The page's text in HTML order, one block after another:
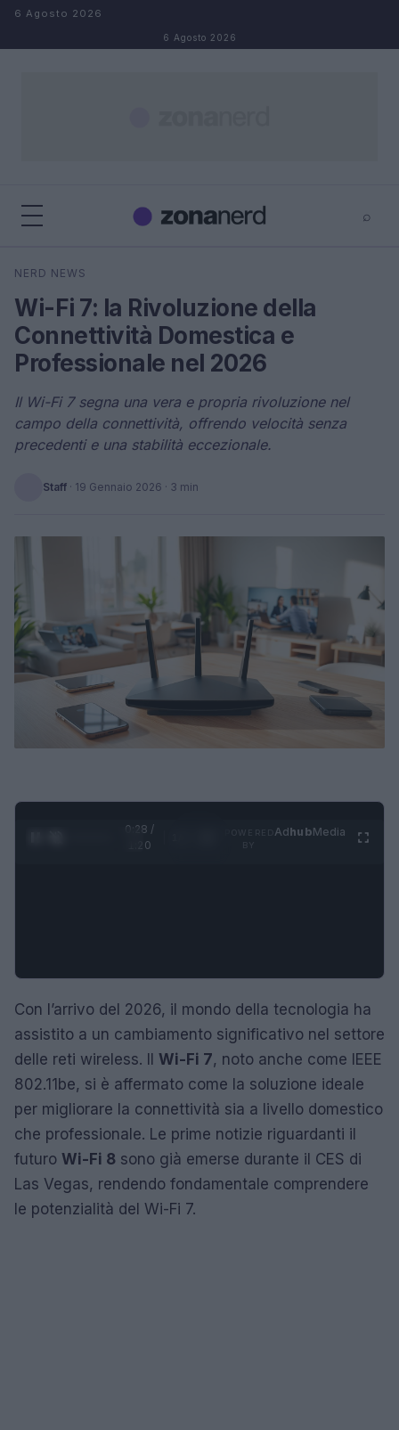
Salta al contenuto
6 Agosto 2026
6 Agosto 2026
⌕
Cerca
NERD NEWS
Wi-Fi 7: la Rivoluzione della
Connettività Domestica e
Professionale nel 2026
Il Wi-Fi 7 segna una vera e propria rivoluzione nel
campo della connettività, offrendo velocità senza
precedenti e una stabilità eccezionale.
Staff · 19 Gennaio 2026 · 3 min
0:29 /
1:20
AdhubMedia
Con l’arrivo del 2026, il mondo della tecnologia ha
assistito a un cambiamento significativo nel settore
delle reti wireless. Il Wi-Fi 7, noto anche come IEEE
802.11be, si è affermato come la soluzione ideale
per migliorare la connettività sia a livello domestico
che professionale. Le prime notizie riguardanti il
futuro Wi-Fi 8 sono già emerse durante il CES di
Las Vegas, rendendo fondamentale comprendere
le potenzialità del Wi-Fi 7.